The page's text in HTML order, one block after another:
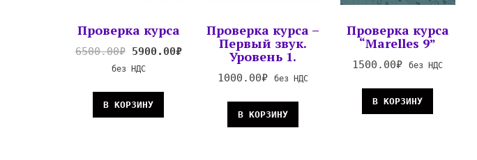
Проверка курса
6500.00₽ 5900.00₽
без НДС
В КОРЗИНУ
Проверка курса –
Первый звук.
Уровень 1.
1000.00₽ без НДС
В КОРЗИНУ
Проверка курса
“Marelles 9”
1500.00₽ без НДС
В КОРЗИНУ